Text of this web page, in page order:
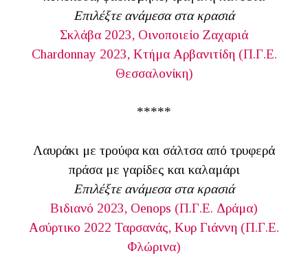
Επιλέξτε ανάμεσα στα κρασιά
Σκλάβα 2023, Οινοποιείο Ζαχαριά
Chardonnay 2023, Κτήμα Αρβανιτίδη (Π.Γ.Ε.
Θεσσαλονίκη)
*****
Λαυράκι με τρούφα και σάλτσα από τρυφερά
πράσα με γαρίδες και καλαμάρι
Επιλέξτε ανάμεσα στα κρασιά
Βιδιανό 2023, Oenops (Π.Γ.Ε. Δράμα)
Ασύρτικο 2022 Ταρσανάς, Κυρ Γιάννη (Π.Γ.Ε.
Φλώρινα)